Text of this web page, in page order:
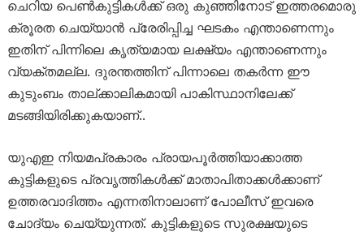
ചെറിയ പെൺകുട്ടികൾക്ക് ഒരു കുഞ്ഞിനോട് ഇത്തരമൊരു
ക്രൂരത ചെയ്യാൻ പ്രേരിപ്പിച്ച ഘടകം എന്താണെന്നും
ഇതിന് പിന്നിലെ കൃത്യമായ ലക്ഷ്യം എന്താണെന്നും
വ്യക്തമല്ല. ദുരന്തത്തിന് പിന്നാലെ തകർന്ന ഈ
കുടുംബം താല്ക്കാലികമായി പാകിസ്ഥാനിലേക്ക്
മടങ്ങിയിരിക്കുകയാണ്..
യുഎഇ നിയമപ്രകാരം പ്രായപൂർത്തിയാക്കാത്ത
കുട്ടികളുടെ പ്രവൃത്തികൾക്ക് മാതാപിതാക്കൾക്കാണ്
ഉത്തരവാദിത്തം എന്നതിനാലാണ് പോലീസ് ഇവരെ
ചോദ്യം ചെയ്യുന്നത്. കുട്ടികളുടെ സുരക്ഷയുടെ